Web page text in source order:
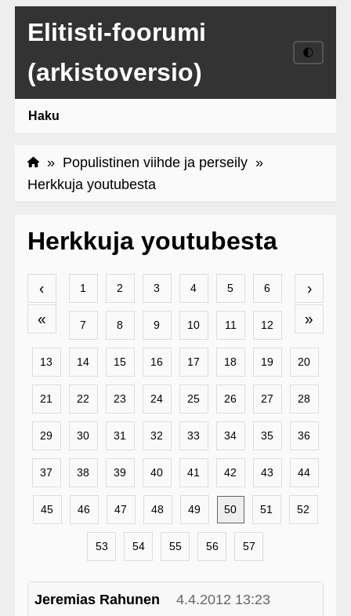
Elitisti-foorumi
(arkistoversio)
🌓
Haku
» Populistinen viihde ja perseily»
Herkkuja youtubesta
Herkkuja youtubesta
‹
«
›
»
1 2 3 4 5 6
7 8 9 10 11 12
13 14 15 16 17 18 19 20
21 22 23 24 25 26 27 28
29 30 31 32 33 34 35 36
37 38 39 40 41 42 43 44
45 46 47 48 49 50 51 52
53 54 55 56 57
Jeremias Rahunen 4.4.2012 13:23